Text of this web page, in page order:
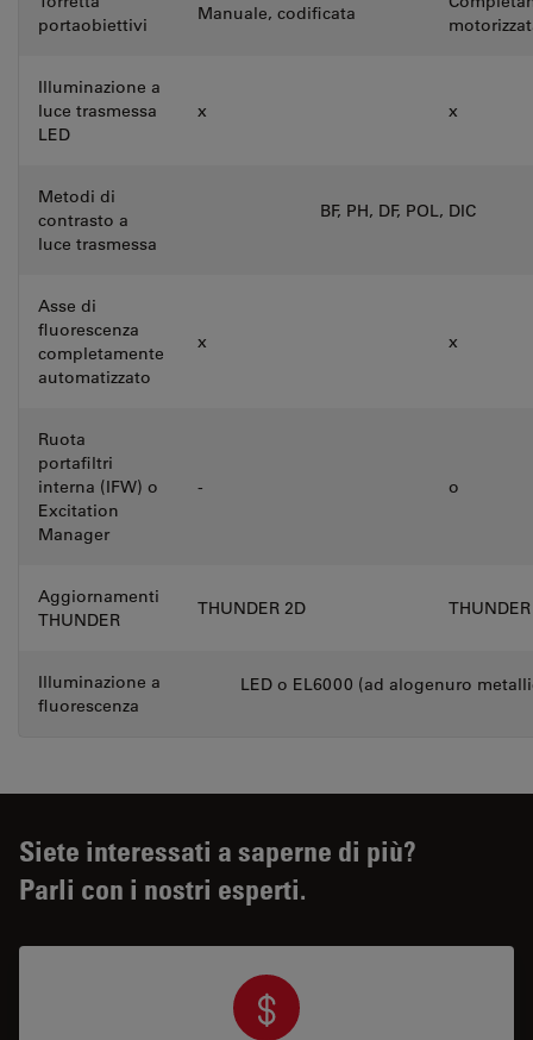
portaobiettivi
Manuale, codificata
Illuminazione a
luce trasmessa
LED
x x
Metodi di
contrasto a
luce trasmessa
BF, PH, DF, POL, DIC
Asse di
fluorescenza
completamente
automatizzato
x x
Ruota
portafiltri
interna (IFW) o
Excitation
Manager
- o
Aggiornamenti
THUNDER
THUNDER 2D
Illuminazione a
fluorescenza
LED o EL6000 (ad alogenuro
Siete interessati a saperne di più?
Parli con i nostri esperti.